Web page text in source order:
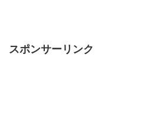
スポンサーリンク